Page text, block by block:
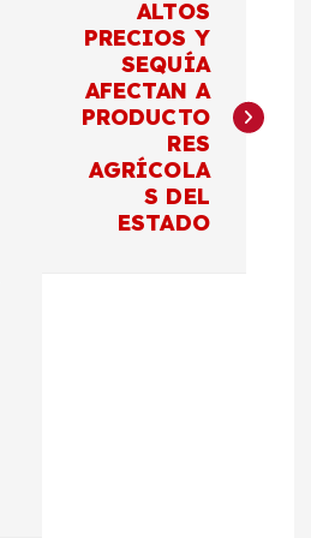
ALTOS
PRECIOS Y
SEQUÍA
AFECTAN A
PRODUCTO
RES
AGRÍCOLA
S DEL
ESTADO